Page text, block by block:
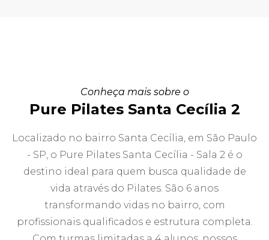
Conheça mais sobre o
Pure Pilates Santa Cecília 2
Localizado no bairro Santa Cecília, em São Paulo
- SP, o Pure Pilates Santa Cecília - Sala 2 é o
destino ideal para quem busca qualidade de
vida através do Pilates. São 6 anos
transformando vidas no bairro, com
profissionais qualificados e estrutura completa.